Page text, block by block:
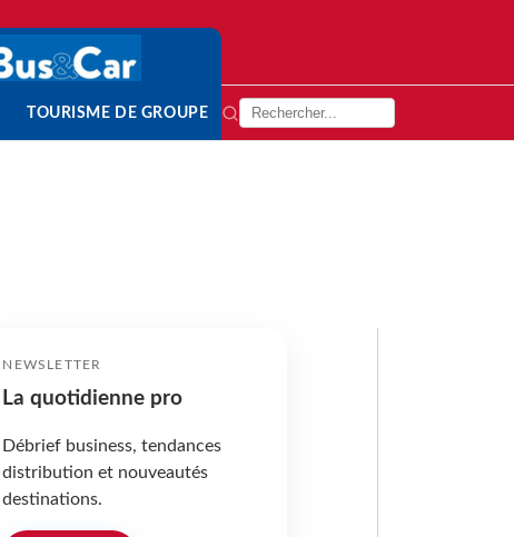
TOURISME DE GROUPE
NEWSLETTER
La quotidienne pro
Débrief business, tendances
distribution et nouveautés
destinations.